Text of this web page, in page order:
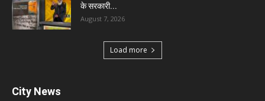
के सरकारी...
August 7, 2026
Load more
City News